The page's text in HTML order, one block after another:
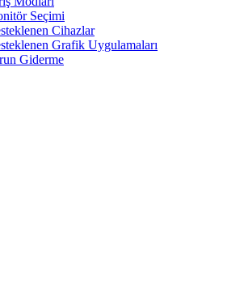
Seçimi
Cihazlar
Grafik Uygulamaları
Giderme